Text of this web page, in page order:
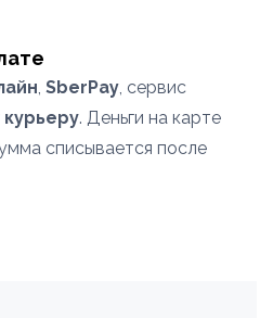
, SberPay, сервис
курьеру. Деньги на карте
списывается после